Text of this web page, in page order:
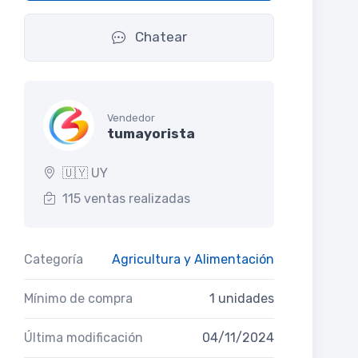
Chatear
Vendedor
tumayorista
🇺🇾 UY
115 ventas realizadas
Categoría Agricultura y Alimentación
Mínimo de compra 1 unidades
Última modificación 04/11/2024